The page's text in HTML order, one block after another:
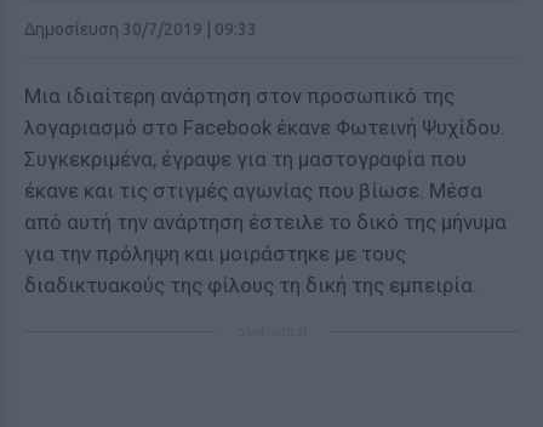
Δημοσίευση 30/7/2019 | 09:33
Μια ιδιαίτερη ανάρτηση στον προσωπικό της
λογαριασμό στο Facebook έκανε Φωτεινή Ψυχίδου.
Συγκεκριμένα, έγραψε για τη μαστογραφία που
έκανε και τις στιγμές αγωνίας που βίωσε. Μέσα
από αυτή την ανάρτηση έστειλε το δικό της μήνυμα
για την πρόληψη και μοιράστηκε με τους
διαδικτυακούς της φίλους τη δική της εμπειρία.